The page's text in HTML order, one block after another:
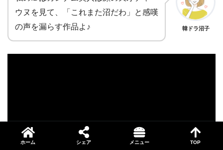
ウヌを見て、「これまた沼だわ」と感嘆
の声を漏らす作品よ♪
韓ドラ沼子
ホーム シェア メニュー TOP